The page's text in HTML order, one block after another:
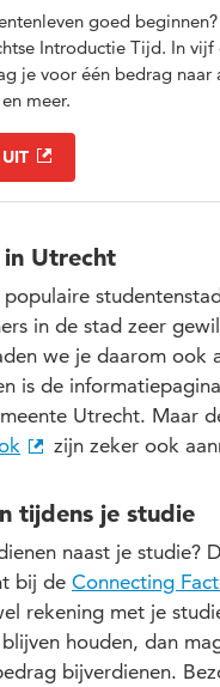
goed
Introductie Tijd. In
je voor één bedrag naar
meer.
Utrecht
in de stad zeer
we je daarom ook
is de informatiepagina
Utrecht. Maar
zijn zeker ook
tijdens je studie
naast je studie?
bij de Connecting
rekening met je
houden, dan
bijverdienen.